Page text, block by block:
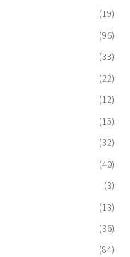
(19)
(96)
(33)
(22)
(12)
(15)
(32)
(40)
(3)
(13)
(36)
(84)